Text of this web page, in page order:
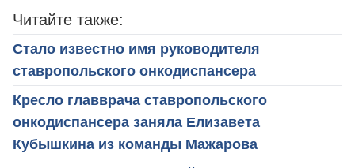
Читайте также:
Стало известно имя руководителя
ставропольского онкодиспансера
Кресло главврача ставропольского
онкодиспансера заняла Елизавета
Кубышкина из команды Мажарова